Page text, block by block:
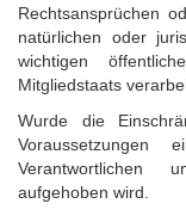
Rechtsansprüchen
natürlichen oder
wichtigen
Mitgliedstaats
Wurde die
Verantwortlichen
aufgehoben wird.